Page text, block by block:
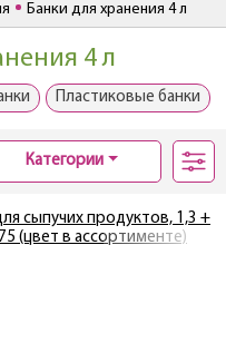
Банки для хранения 4 л
4 л
Пластиковые банки
Категории
сыпучих продуктов, 1,3 +
(цвет в ассортименте)